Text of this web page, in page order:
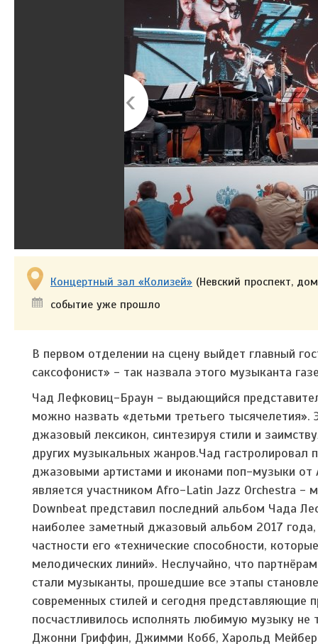
Концертный зал «Колизей» (Невский проспект,
событие уже прошло
В первом отделении на сцену выйдет главный
саксофонист» - так назвала этого музыканта
Чад Лефковиц-Браун - выдающийся
можно назвать «детьми третьего
джазовый лексикон, синтезируя стили и
других музыкальных жанров.Чад гастролировал
джазовыми артистами и иконами поп-музыки
является участником Afro-Latin Jazz Orchestra -
Downbeat представил последний альбом Чада
наиболее заметный джазовый альбом 2017
частности его «технические способности,
мелодических линий». Неслучайно, что
стали музыканты, прошедшие все этапы
современных стилей и сегодня представляющие
посчастливилось исполнять любимую музыку
Джонни Гриффин, Джимми Кобб, Харольд